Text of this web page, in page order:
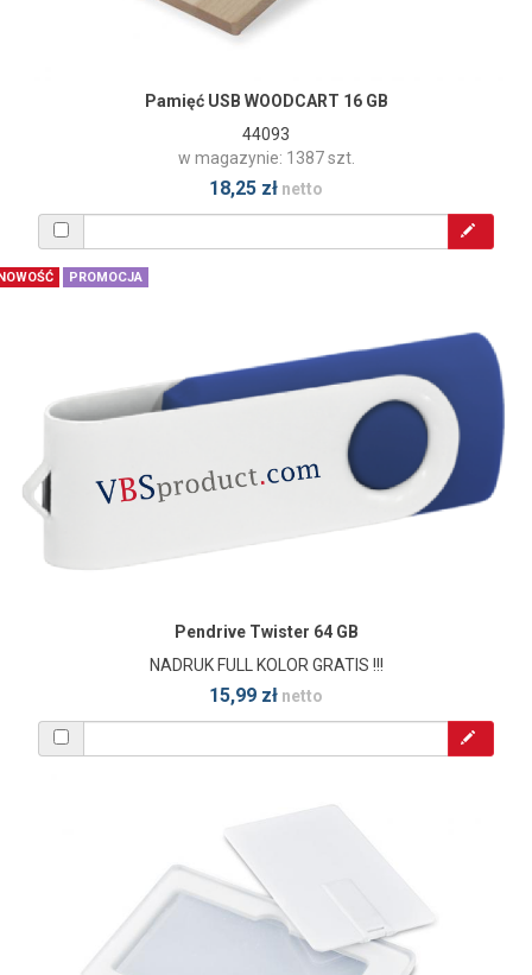
Pamięć USB WOODCART 16 GB
44093
w magazynie: 1387 szt.
18,25 zł netto
PROMOCJA
Pendrive Twister 64 GB
NADRUK FULL KOLOR GRATIS !!!
15,99 zł netto